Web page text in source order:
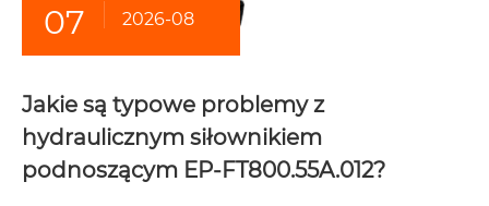
07 2026-08
Jakie są typowe problemy z
hydraulicznym siłownikiem
podnoszącym EP-FT800.55A.012?